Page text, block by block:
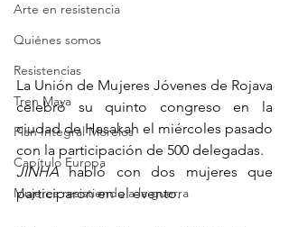
Arte en resistencia
Quiénes somos
Resistencias
Tren Maya
Plan Integral Morelos
Capítulo Europa
Mujeres resistiendo a la guerra
La Unión de Mujeres Jóvenes de Rojava
celebró su quinto congreso en la
ciudad de Hasakah el miércoles pasado
con la participación de 500 delegadas.
JINHA habló con dos mujeres que
participaron en el evento.